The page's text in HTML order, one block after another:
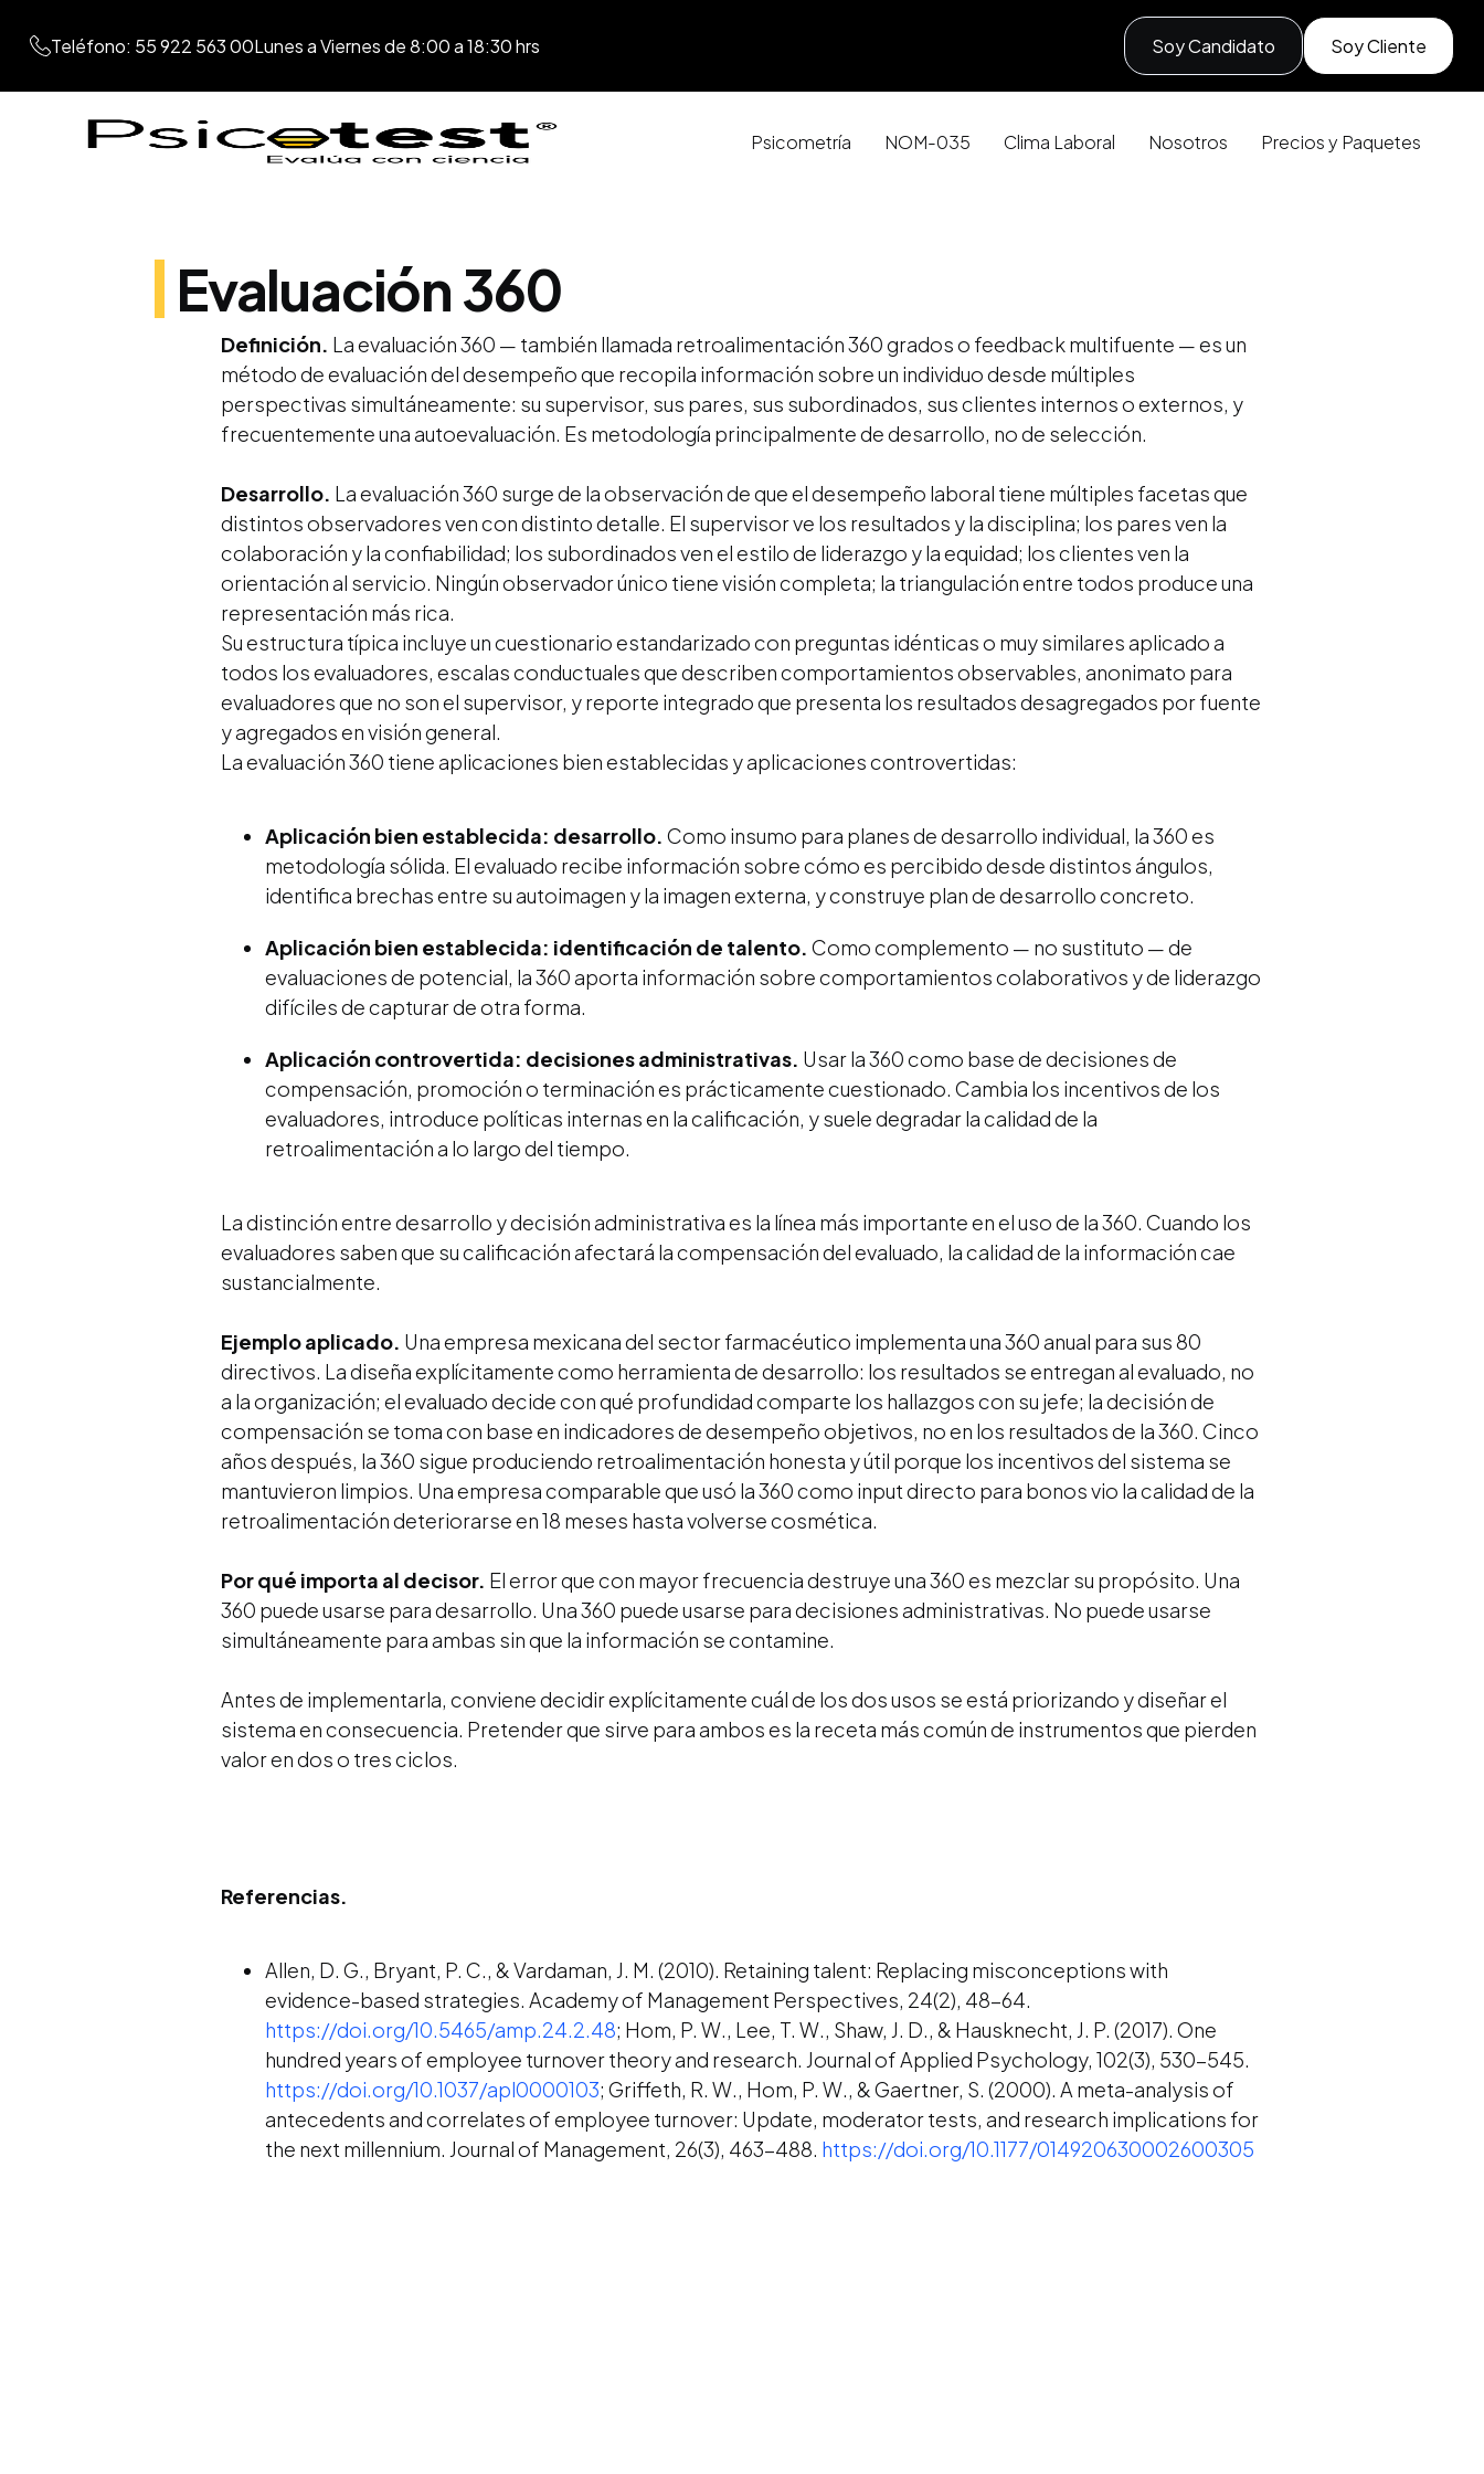
Teléfono: 55 922 563 00Lunes a Viernes de 8:00 a 18:30 hrs Soy Candidato Soy Cliente
Psicometría NOM-035 Clima Laboral Nosotros Precios y Paquetes
Evaluación 360
Definición. La evaluación 360 — también llamada retroalimentación 360 grados o feedback multifuente — es un
método de evaluación del desempeño que recopila información sobre un individuo desde múltiples
perspectivas simultáneamente: su supervisor, sus pares, sus subordinados, sus clientes internos o externos, y
frecuentemente una autoevaluación. Es metodología principalmente de desarrollo, no de selección.
Desarrollo. La evaluación 360 surge de la observación de que el desempeño laboral tiene múltiples facetas que
distintos observadores ven con distinto detalle. El supervisor ve los resultados y la disciplina; los pares ven la
colaboración y la confiabilidad; los subordinados ven el estilo de liderazgo y la equidad; los clientes ven la
orientación al servicio. Ningún observador único tiene visión completa; la triangulación entre todos produce una
representación más rica.
Su estructura típica incluye un cuestionario estandarizado con preguntas idénticas o muy similares aplicado a
todos los evaluadores, escalas conductuales que describen comportamientos observables, anonimato para
evaluadores que no son el supervisor, y reporte integrado que presenta los resultados desagregados por fuente
y agregados en visión general.
La evaluación 360 tiene aplicaciones bien establecidas y aplicaciones controvertidas:
Aplicación bien establecida: desarrollo. Como insumo para planes de desarrollo individual, la 360 es
metodología sólida. El evaluado recibe información sobre cómo es percibido desde distintos ángulos,
identifica brechas entre su autoimagen y la imagen externa, y construye plan de desarrollo concreto.
Aplicación bien establecida: identificación de talento. Como complemento — no sustituto — de
evaluaciones de potencial, la 360 aporta información sobre comportamientos colaborativos y de liderazgo
difíciles de capturar de otra forma.
Aplicación controvertida: decisiones administrativas. Usar la 360 como base de decisiones de
compensación, promoción o terminación es prácticamente cuestionado. Cambia los incentivos de los
evaluadores, introduce políticas internas en la calificación, y suele degradar la calidad de la
retroalimentación a lo largo del tiempo.
La distinción entre desarrollo y decisión administrativa es la línea más importante en el uso de la 360. Cuando los
evaluadores saben que su calificación afectará la compensación del evaluado, la calidad de la información cae
sustancialmente.
Ejemplo aplicado. Una empresa mexicana del sector farmacéutico implementa una 360 anual para sus 80
directivos. La diseña explícitamente como herramienta de desarrollo: los resultados se entregan al evaluado, no
a la organización; el evaluado decide con qué profundidad comparte los hallazgos con su jefe; la decisión de
compensación se toma con base en indicadores de desempeño objetivos, no en los resultados de la 360. Cinco
años después, la 360 sigue produciendo retroalimentación honesta y útil porque los incentivos del sistema se
mantuvieron limpios. Una empresa comparable que usó la 360 como input directo para bonos vio la calidad de la
retroalimentación deteriorarse en 18 meses hasta volverse cosmética.
Por qué importa al decisor. El error que con mayor frecuencia destruye una 360 es mezclar su propósito. Una
360 puede usarse para desarrollo. Una 360 puede usarse para decisiones administrativas. No puede usarse
simultáneamente para ambas sin que la información se contamine.
Antes de implementarla, conviene decidir explícitamente cuál de los dos usos se está priorizando y diseñar el
sistema en consecuencia. Pretender que sirve para ambos es la receta más común de instrumentos que pierden
valor en dos o tres ciclos.
Referencias.
Allen, D. G., Bryant, P. C., & Vardaman, J. M. (2010). Retaining talent: Replacing misconceptions with
evidence-based strategies. Academy of Management Perspectives, 24(2), 48-64.
https://doi.org/10.5465/amp.24.2.48; Hom, P. W., Lee, T. W., Shaw, J. D., & Hausknecht, J. P. (2017). One
hundred years of employee turnover theory and research. Journal of Applied Psychology, 102(3), 530-545.
https://doi.org/10.1037/apl0000103; Griffeth, R. W., Hom, P. W., & Gaertner, S. (2000). A meta-analysis of
antecedents and correlates of employee turnover: Update, moderator tests, and research implications for
the next millennium. Journal of Management, 26(3), 463-488. https://doi.org/10.1177/014920630002600305